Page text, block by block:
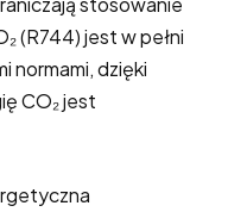
(R744) jest w pełni
normami, dzięki
CO₂ jest